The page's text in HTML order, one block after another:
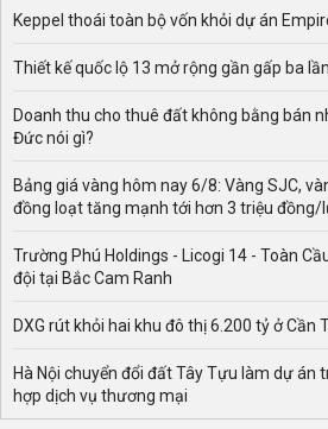
Keppel thoái toàn bộ vốn khỏi dự án
Thiết kế quốc lộ 13 mở rộng gần gấp ba lần
Doanh thu cho thuê đất không bằng bán
Đức nói gì?
Bảng giá vàng hôm nay 6/8: Vàng SJC,
đồng loạt tăng mạnh tới hơn 3 triệu đồng/
Trường Phú Holdings - Licogi 14 - Toàn
đội tại Bắc Cam Ranh
DXG rút khỏi hai khu đô thị 6.200 tỷ ở Cần
Hà Nội chuyển đổi đất Tây Tựu làm dự án
hợp dịch vụ thương mại